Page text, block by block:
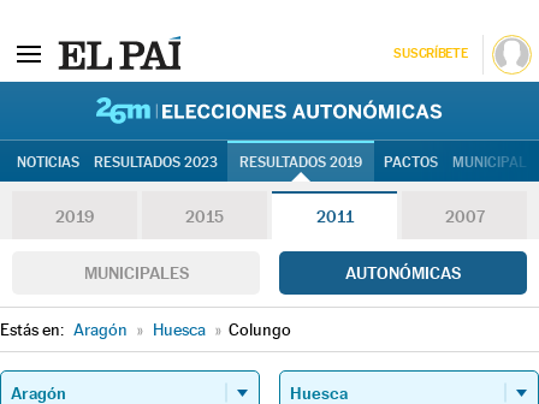
SUSCRÍBETE
NOTICIAS RESULTADOS 2023 RESULTADOS 2019 PACTOS
2019 2015 2011 2007
MUNICIPALES AUTONÓMICAS
Estás en: Aragón » Huesca » Colungo